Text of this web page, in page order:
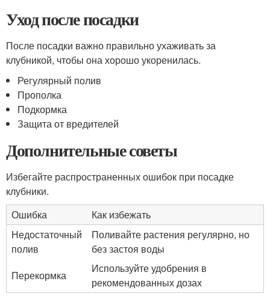
Уход после посадки
После посадки важно правильно ухаживать за
клубникой, чтобы она хорошо укоренилась.
Регулярный полив
Прополка
Подкормка
Защита от вредителей
Дополнительные советы
Избегайте распространенных ошибок при посадке
клубники.
Ошибка
Как избежать
Недостаточный
полив
Поливайте растения регулярно, но
без застоя воды
Перекормка
Используйте удобрения в
рекомендованных дозах